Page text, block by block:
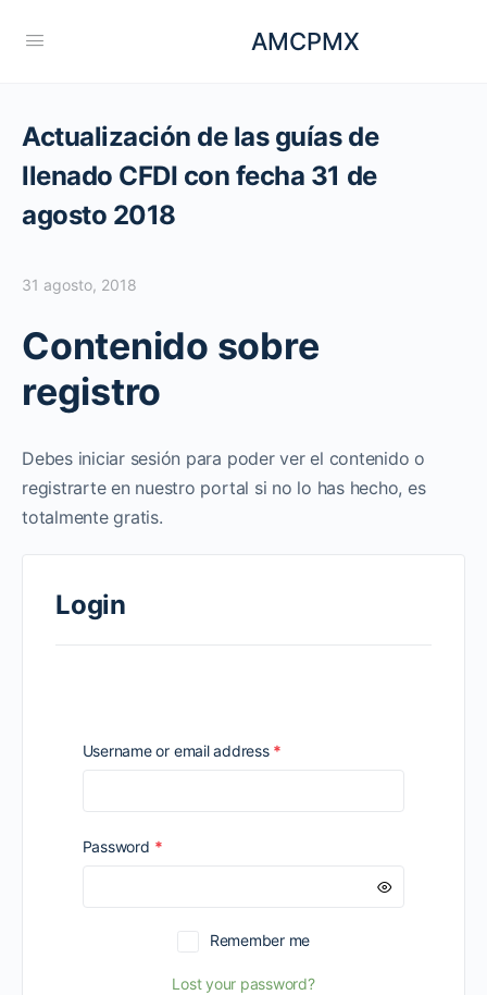
AMCPMX
Actualización de las guías de
llenado CFDI con fecha 31 de
agosto 2018
31 agosto, 2018
Contenido sobre
registro
Debes iniciar sesión para poder ver el contenido o
registrarte en nuestro portal si no lo has hecho, es
totalmente gratis.
Login
Username or email address *
Password *Required
Remember me
Lost your password?